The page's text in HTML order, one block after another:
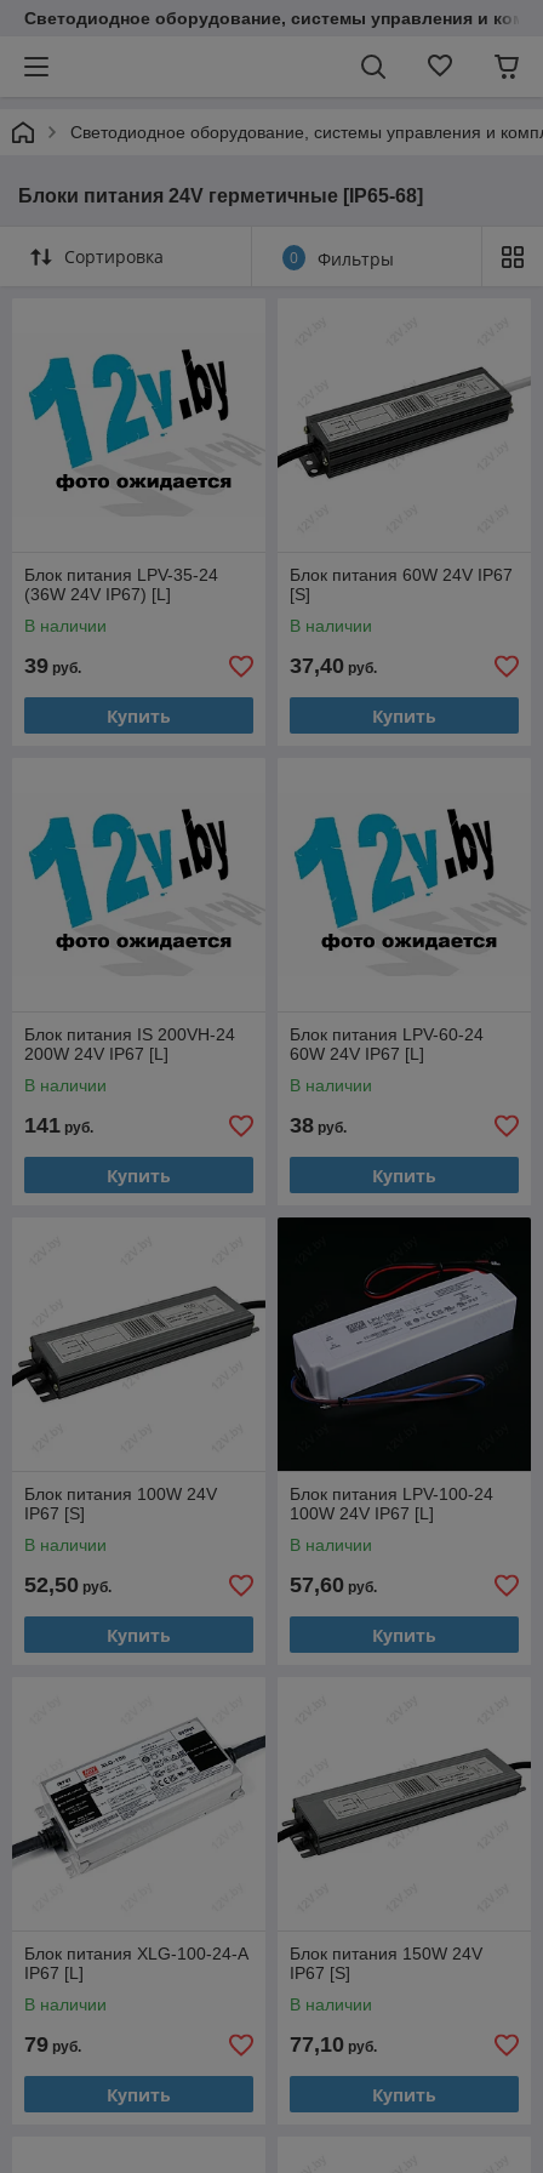
Светодиодное оборудование, системы управления и
Светодиодное оборудование, системы управления и
Блоки питания 24V герметичные [IP65-68]
Сортировка 0 Фильтры
Блок питания LPV-35-24
(36W 24V IP67) [L]
В наличии
39 руб.
Купить
Блок питания 60W 24V IP67
[S]
В наличии
37,40 руб.
Купить
Блок питания IS 200VH-24
200W 24V IP67 [L]
В наличии
141 руб.
Купить
Блок питания LPV-60-24
60W 24V IP67 [L]
В наличии
38 руб.
Купить
Блок питания 100W 24V
IP67 [S]
В наличии
52,50 руб.
Купить
Блок питания LPV-100-24
100W 24V IP67 [L]
В наличии
57,60 руб.
Купить
Блок питания XLG-100-24-A
IP67 [L]
В наличии
79 руб.
Купить
Блок питания 150W 24V
IP67 [S]
В наличии
77,10 руб.
Купить